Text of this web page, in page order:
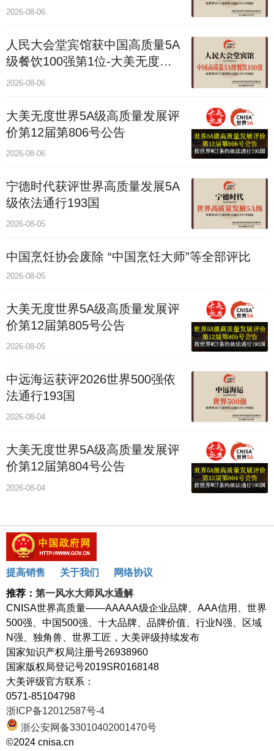
国
2026-08-06
人民大会堂宾馆获中国高质量5A
级餐饮100强第1位-大美无度评
价通193国
2026-08-06
大美无度世界5A级高质量发展评
价第12届第806号公告
2026-08-06
宁德时代获评世界高质量发展5A
级依法通行193国
2026-08-05
中国烹饪协会废除 “中国烹饪大师”等全部评比
2026-08-05
大美无度世界5A级高质量发展评
价第12届第805号公告
2026-08-05
中远海运获评2026世界500强依
法通行193国
2026-08-04
大美无度世界5A级高质量发展评
价第12届第804号公告
2026-08-04
提高销售 关于我们
网络协议
推荐： 第一风水大师风水通解
CNISA世界高质量——AAAAA级企业品牌、AAA信用、世界
500强、中国500强、十大品牌、品牌价值、行业N强、区域
N强、独角兽、世界工匠，大美评级持续发布
国家知识产权局注册号26938960
国家版权局登记号2019SR0168148
大美评级官方联系：
0571-85104798
浙ICP备12012587号-4
浙公安网备33010402001470号
©2024 cnisa.cn